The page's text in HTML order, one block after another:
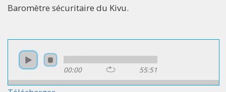
Baromètre sécuritaire du Kivu.
00:00 55:51